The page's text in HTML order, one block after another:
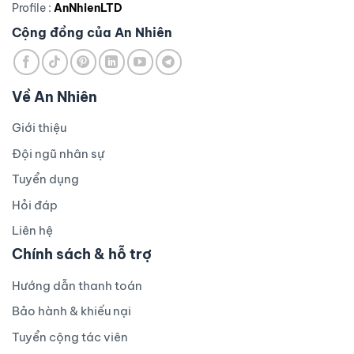
Profile : AnNhienLTD
Cộng đồng của An Nhiên
Về An Nhiên
Giới thiệu
Đội ngũ nhân sự
Tuyển dụng
Hỏi đáp
Liên hệ
Chính sách & hỗ trợ
Hướng dẫn thanh toán
Bảo hành & khiếu nại
Tuyển cộng tác viên